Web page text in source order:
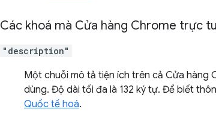
Các khoá mà Cửa hàng Chrome trực
"description"
Một chuỗi mô tả tiện ích trên cả Cửa hàng
dùng. Độ dài tối đa là 132 ký tự. Để biết
Quốc tế hoá.